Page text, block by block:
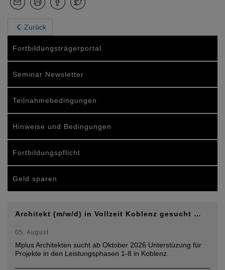
Zurück
Fortbildungsträgerportal
Seminar Newsletter
Teilnahmebedingungen
Hinweise und Bedingungen
Fortbildungspflicht
Geld sparen
Architekt (m/w/d) in Vollzeit Koblenz gesucht …
05. August
Mplus Architekten sucht ab Oktober 2026 Unterstüzung für
Projekte in den Leistungsphasen 1-8 in Koblenz.